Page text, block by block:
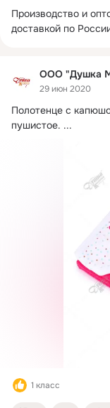
ООО "Душка
29 июн 2020
Полотенце с
пушистое. ...
1 класс
Производство и
доставкой по